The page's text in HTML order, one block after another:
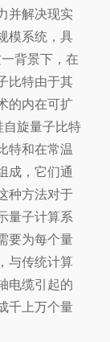
并解决现实
模系统，具
背景下，在
比特由于其
的内在可扩
旋量子比特
特和在常温
成，它们通
种方法对于
量子计算系
要为每个量
与传统计算
电缆引起的
千上万个量